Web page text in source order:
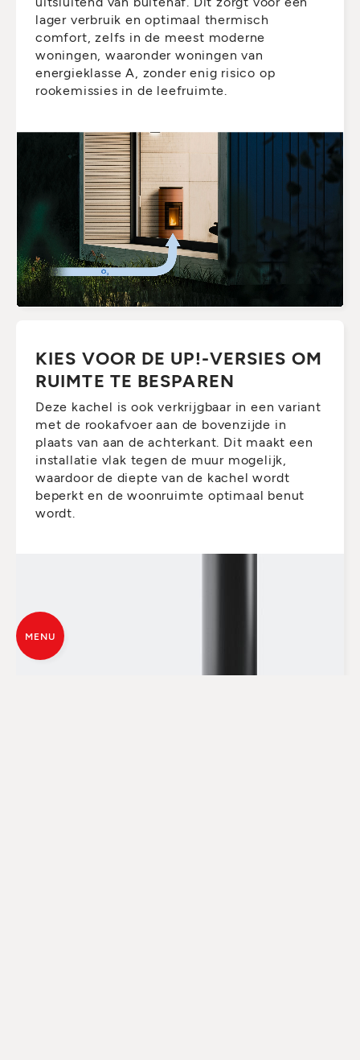
lager verbruik en optimaal thermisch
comfort, zelfs in de meest moderne
woningen, waaronder woningen van
energieklasse A, zonder enig risico op
rookemissies in de leefruimte.
KIES VOOR DE UP!-VERSIES OM
RUIMTE TE BESPAREN
Deze kachel is ook verkrijgbaar in een variant
met de rookafvoer aan de bovenzijde in
plaats van aan de achterkant. Dit maakt een
installatie vlak tegen de muur mogelijk,
waardoor de diepte van de kachel wordt
beperkt en de woonruimte optimaal benut
wordt.
MENU